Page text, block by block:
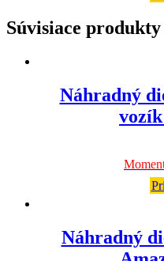
Súvisiace produkty
Náhradný
Náhradný